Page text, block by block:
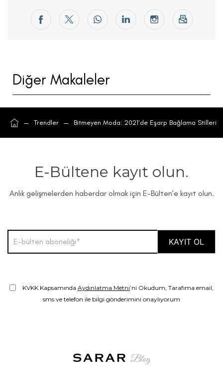
Diğer Makaleler
— Trendler — Bitmeyen Moda: 2021’de Eşarp Bağlama Stilleri
E-Bültene kayıt olun.
Anlık gelişmelerden haberdar olmak için E-Bülten’e kayıt olun.
KVKK Kapsamında Aydınlatma Metni’ni Okudum, Tarafıma email,
sms ve telefon ile bilgi gönderimini onaylıyorum